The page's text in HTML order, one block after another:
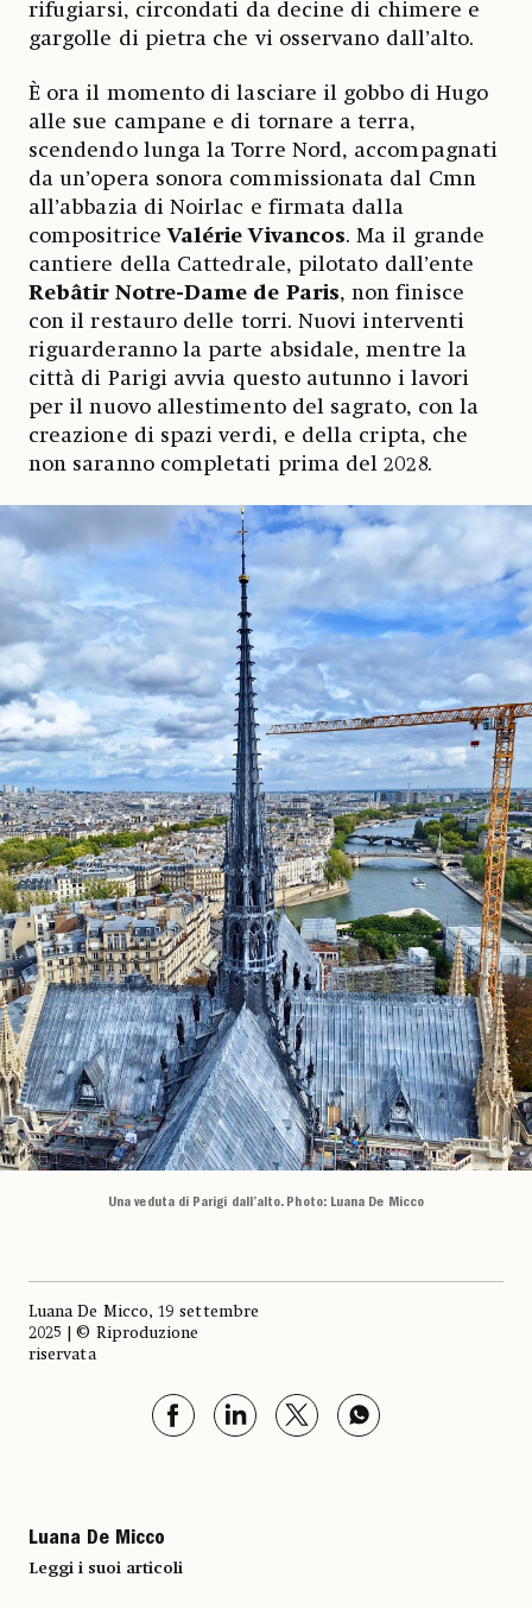
rifugiarsi, circondati da decine di chimere e
gargolle di pietra che vi osservano dall’alto.
È ora il momento di lasciare il gobbo di Hugo
alle sue campane e di tornare a terra,
scendendo lunga la Torre Nord, accompagnati
da un’opera sonora commissionata dal Cmn
all’abbazia di Noirlac e firmata dalla
compositriceValérie Vivancos. Ma il grande
cantiere della Cattedrale, pilotato dall’ente
Rebâtir Notre-Dame de Paris, non finisce
con il restauro delle torri. Nuovi interventi
riguarderanno la parte absidale, mentre la
città di Parigi avvia questo autunno i lavori
per il nuovo allestimento del sagrato, con la
creazione di spazi verdi, e della cripta, che
non saranno completati prima del 2028.
Una veduta di Parigi dall’alto. Photo: Luana De Micco
Luana De Micco, 19 settembre
2025 | © Riproduzione
riservata
Luana De Micco
Leggi i suoi articoli